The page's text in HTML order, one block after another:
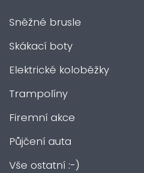
Sněžné brusle
Skákací boty
Elektrické koloběžky
Trampolíny
Firemní akce
Půjčení auta
Vše ostatní :-)